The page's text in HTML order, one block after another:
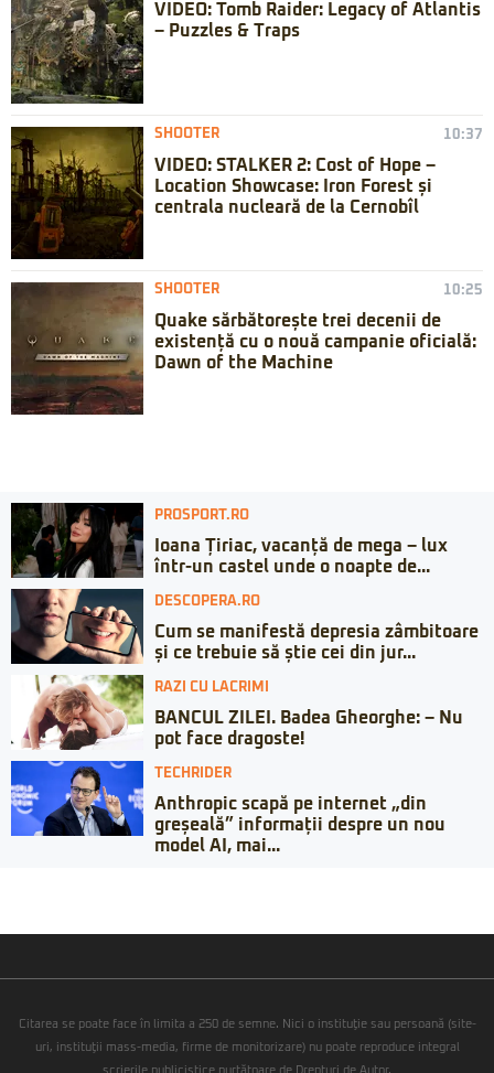
VIDEO: Tomb Raider: Legacy of Atlantis
– Puzzles & Traps
SHOOTER 10:37
VIDEO: STALKER 2: Cost of Hope –
Location Showcase: Iron Forest și
centrala nucleară de la Cernobîl
SHOOTER 10:25
Quake sărbătorește trei decenii de
existență cu o nouă campanie oficială:
Dawn of the Machine
PROSPORT.RO
Ioana Țiriac, vacanță de mega – lux
într-un castel unde o noapte de...
DESCOPERA.RO
Cum se manifestă depresia zâmbitoare
și ce trebuie să știe cei din jur...
RAZI CU LACRIMI
BANCUL ZILEI. Badea Gheorghe: – Nu
pot face dragoste!
TECHRIDER
Anthropic scapă pe internet „din
greșeală” informații despre un nou
model AI, mai...
Citarea se poate face în limita a 250 de semne. Nici o instituţie sau persoană (site-
uri, instituţii mass-media, firme de monitorizare) nu poate reproduce integral